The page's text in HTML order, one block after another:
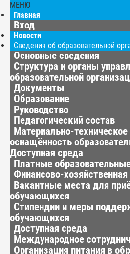
МЕНЮ
Главная
Вход
Новости
Сведения об образовательной
Основные сведения
Структура и органы
образовательной
Документы
Образование
Руководство
Педагогический состав
Материально-
оснащённость
Доступная среда
Платные
Финансово-
Вакантные места для
обучающихся
Стипендии и меры
обучающихся
Доступная среда
Международное
Организация питания в